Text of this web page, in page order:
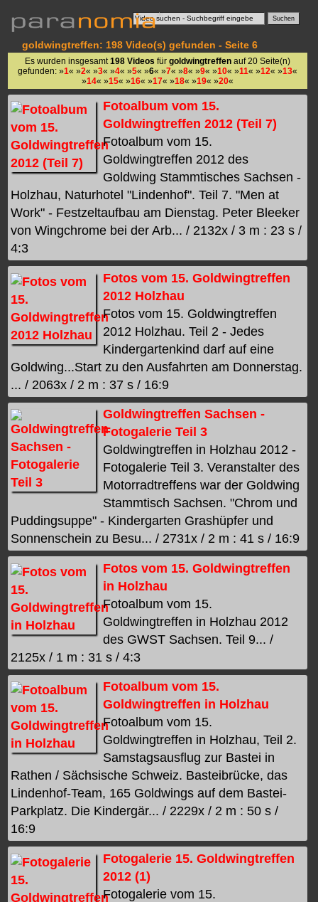
goldwingtreffen: 198 Video(s) gefunden - Seite 6
Es wurden insgesamt 198 Videos für goldwingtreffenauf 20 Seite(n)
gefunden: »1« »2« »3« »4« »5« »6« »7« »8« »9« »10« »11« »12« »13«
»14« »15« »16« »17« »18« »19« »20«
Fotoalbum vom 15.
Goldwingtreffen 2012 (Teil 7)
Fotoalbum vom 15.
Goldwingtreffen 2012 des
Goldwing Stammtisches Sachsen -
Holzhau, Naturhotel "Lindenhof". Teil 7. "Men at
Work" - Festzeltaufbau am Dienstag. Peter Bleeker
von Wingchrome bei der Arb... / 2132x / 3 m : 23 s /
4:3
Fotos vom 15. Goldwingtreffen
2012 Holzhau
Fotos vom 15. Goldwingtreffen
2012 Holzhau. Teil 2 - Jedes
Kindergartenkind darf auf eine
Goldwing...Start zu den Ausfahrten am Donnerstag.
... / 2063x / 2 m : 37 s / 16:9
Goldwingtreffen Sachsen -
Fotogalerie Teil 3
Goldwingtreffen in Holzhau 2012 -
Fotogalerie Teil 3. Veranstalter des
Motorradtreffens war der Goldwing
Stammtisch Sachsen. "Chrom und
Puddingsuppe" - Kindergarten Grashüpfer und
Sonnenschein zu Besu... / 2731x / 2 m : 41 s / 16:9
Fotos vom 15. Goldwingtreffen
in Holzhau
Fotoalbum vom 15.
Goldwingtreffen in Holzhau 2012
des GWST Sachsen. Teil 9... /
2125x / 1 m : 31 s / 4:3
Fotoalbum vom 15.
Goldwingtreffen in Holzhau
Fotoalbum vom 15.
Goldwingtreffen in Holzhau, Teil 2.
Samstagsausflug zur Bastei in
Rathen / Sächsische Schweiz. Basteibrücke, das
Lindenhof-Team, 165 Goldwings auf dem Bastei-
Parkplatz. Die Kindergär... / 2229x / 2 m : 50 s /
16:9
Fotogalerie 15. Goldwingtreffen
2012 (1)
Fotogalerie vom 15.